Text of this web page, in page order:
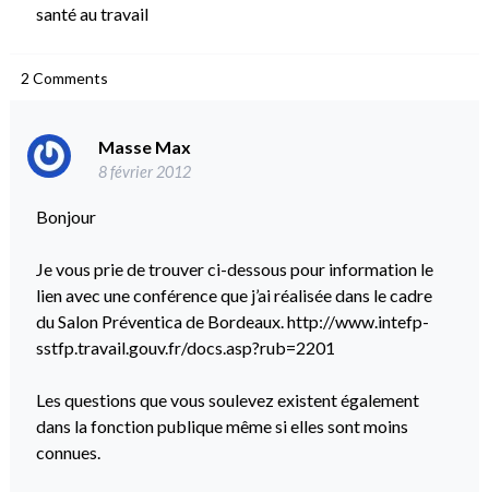
santé au travail
2 Comments
Masse Max
8 février 2012
Bonjour
Je vous prie de trouver ci-dessous pour information le
lien avec une conférence que j’ai réalisée dans le cadre
du Salon Préventica de Bordeaux.http://www.intefp-
sstfp.travail.gouv.fr/docs.asp?rub=2201
Les questions que vous soulevez existent également
dans la fonction publique même si elles sont moins
connues.